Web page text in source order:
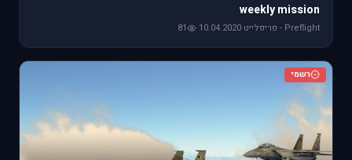
weekly mission
Preflight - פריפלייט ·
10.04.2020
·
81
רשמי